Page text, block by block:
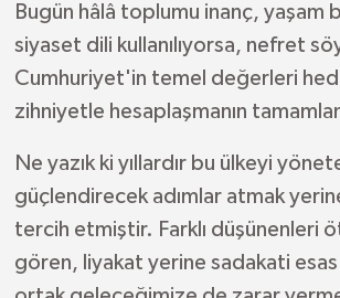
Bugün hâlâ toplumu inanç, yaşam
siyaset dili kullanılıyorsa, nefret
Cumhuriyet'in temel değerleri
zihniyetle hesaplaşmanın
Ne yazık ki yıllardır bu ülkeyi
güçlendirecek adımlar atmak
tercih etmiştir. Farklı düşünenleri
gören, liyakat yerine sadakati